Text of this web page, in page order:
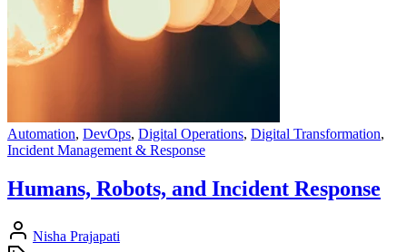
Automation, DevOps, Digital Operations, Digital Transformation,
Incident Management & Response
Humans, Robots, and Incident Response
Nisha Prajapati